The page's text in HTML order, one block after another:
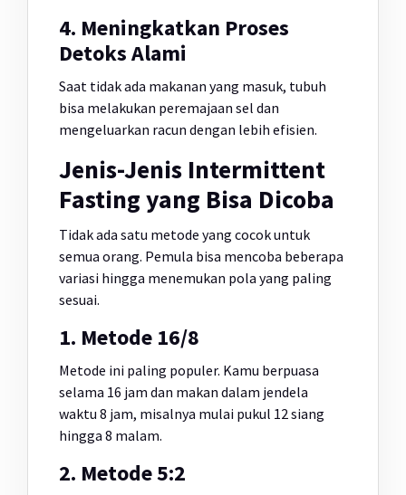
4. Meningkatkan Proses
Detoks Alami
Saat tidak ada makanan yang masuk, tubuh
bisa melakukan peremajaan sel dan
mengeluarkan racun dengan lebih efisien.
Jenis-Jenis Intermittent
Fasting yang Bisa Dicoba
Tidak ada satu metode yang cocok untuk
semua orang. Pemula bisa mencoba beberapa
variasi hingga menemukan pola yang paling
sesuai.
1. Metode 16/8
Metode ini paling populer. Kamu berpuasa
selama 16 jam dan makan dalam jendela
waktu 8 jam, misalnya mulai pukul 12 siang
hingga 8 malam.
2. Metode 5:2